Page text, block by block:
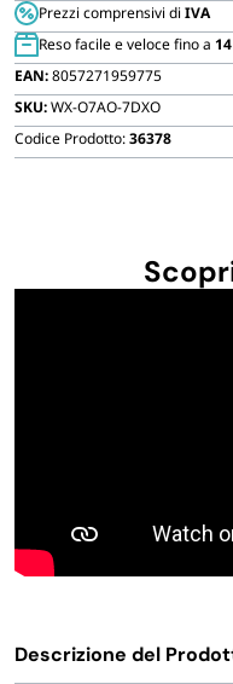
Prezzi comprensivi di IVA
Reso facile e veloce fino a
EAN:8057271959775
SKU:WX-O7AO-7DXO
Codice Prodotto:36378
Descrizione del